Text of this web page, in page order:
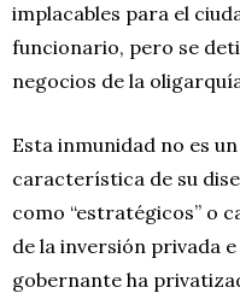
implacables para el
funcionario, pero se
negocios de la
Esta inmunidad no es
característica de su
como “estratégicos” o
de la inversión privada
gobernante ha